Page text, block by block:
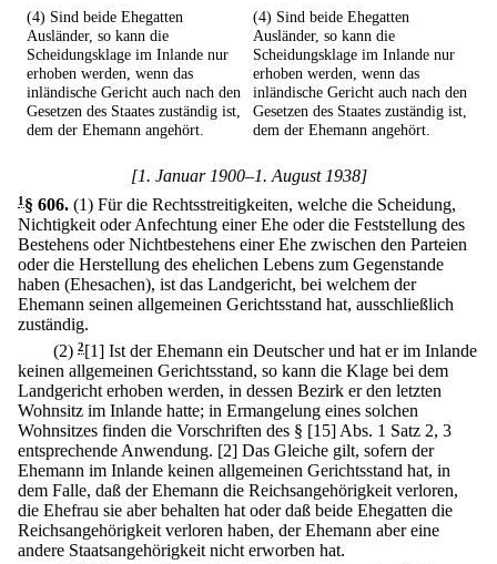
(4) Sind beide Ehegatten
Ausländer, so kann die
Scheidungsklage im Inlande nur
erhoben werden, wenn das
inländische Gericht auch nach den
Gesetzen des Staates zuständig ist,
dem der Ehemann angehört.
(4) Sind beide Ehegatten
Ausländer, so kann die
Scheidungsklage im Inlande nur
erhoben werden, wenn das
inländische Gericht auch nach den
Gesetzen des Staates zuständig ist,
dem der Ehemann angehört.
[1. Januar 1900–1. August 1938]
1§ 606. (1) Für die Rechtsstreitigkeiten, welche die Scheidung,
Nichtigkeit oder Anfechtung einer Ehe oder die Feststellung des
Bestehens oder Nichtbestehens einer Ehe zwischen den Parteien
oder die Herstellung des ehelichen Lebens zum Gegenstande
haben (Ehesachen), ist das Landgericht, bei welchem der
Ehemann seinen allgemeinen Gerichtsstand hat, ausschließlich
zuständig.
(2) 2[1] Ist der Ehemann ein Deutscher und hat er im Inlande
keinen allgemeinen Gerichtsstand, so kann die Klage bei dem
Landgericht erhoben werden, in dessen Bezirk er den letzten
Wohnsitz im Inlande hatte; in Ermangelung eines solchen
Wohnsitzes finden die Vorschriften des § [15] Abs. 1 Satz 2, 3
entsprechende Anwendung. [2] Das Gleiche gilt, sofern der
Ehemann im Inlande keinen allgemeinen Gerichtsstand hat, in
dem Falle, daß der Ehemann die Reichsangehörigkeit verloren,
die Ehefrau sie aber behalten hat oder daß beide Ehegatten die
Reichsangehörigkeit verloren haben, der Ehemann aber eine
andere Staatsangehörigkeit nicht erworben hat.